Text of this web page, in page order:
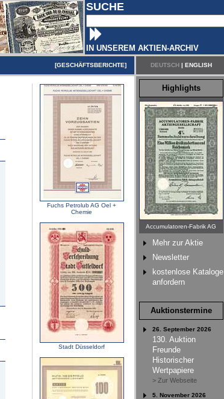
SUCHE
IN UNSEREM AKTIEN-ARCHIV
[GESCHÄFTSBERICHTE] DEUTSCH| ENGLISH
Fuchs Petrolub AG Oel +
Chemie
Stadt Düsseldorf
Highlights
Accumulatoren-Fabrik AG
Mehr zur Aktie
Newsletter
kostenlose Kataloge
anfordern
Auktionstermine
26. September 2026
130. Auktion
Freunde
Historischer
Wertpapiere
> Zur Webseite
5. November 2026